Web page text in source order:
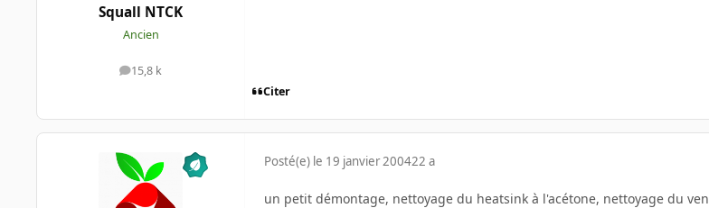
Squall NTCK
Ancien
15,8 k
messages
Citer
Posté(e) le 19 janvier 200422 a
un petit démontage, nettoyage du heatsink à l'acétone, nettoyage du